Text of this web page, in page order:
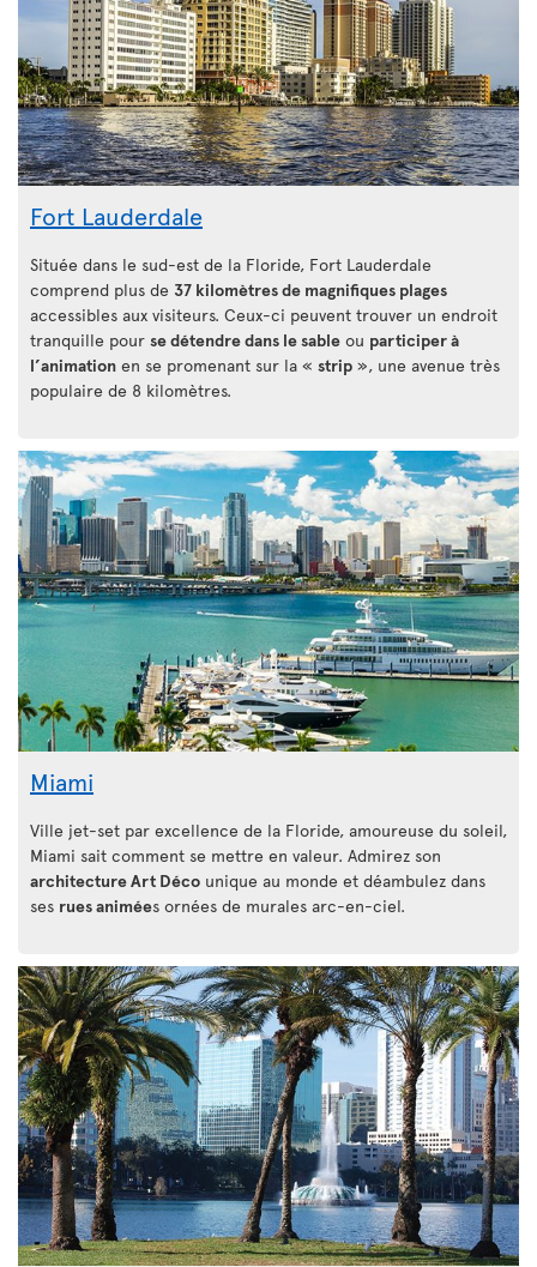
Fort Lauderdale
Située dans le sud-est de la Floride, Fort Lauderdale
comprend plus de 37 kilomètres de magnifiques plages
accessibles aux visiteurs. Ceux-ci peuvent trouver un endroit
tranquille pour se détendre dans le sable ou participer à
l’animation en se promenant sur la « strip », une avenue très
populaire de 8 kilomètres.
Miami
Ville jet-set par excellence de la Floride, amoureuse du soleil,
Miami sait comment se mettre en valeur. Admirez son
architecture Art Déco unique au monde et déambulez dans
ses rues animées ornées de murales arc-en-ciel.